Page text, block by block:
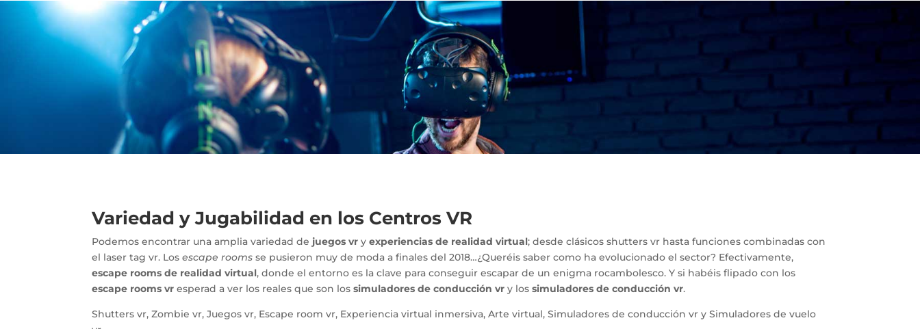
Variedad y Jugabilidad en los Centros VR
Podemos encontrar una amplia variedad de juegos vr yexperiencias de realidad virtual; desde clásicos shutters vr hasta funciones combinadas con
el laser tag vr. Losescape rooms se pusieron muy de moda a finales del 2018…¿Queréis saber como ha evolucionado el sector? Efectivamente,
escape rooms de realidad virtual, donde el entorno es la clave para conseguir escapar de un enigma rocambolesco. Y si habéis flipado con los
escape rooms vr esperad a ver los reales que son lossimuladores de conducción vr y lossimuladores de conducción vr.
Shutters vr, Zombie vr, Juegos vr, Escape room vr, Experiencia virtual inmersiva, Arte virtual, Simuladores de conducción vr y Simuladores de vuelo